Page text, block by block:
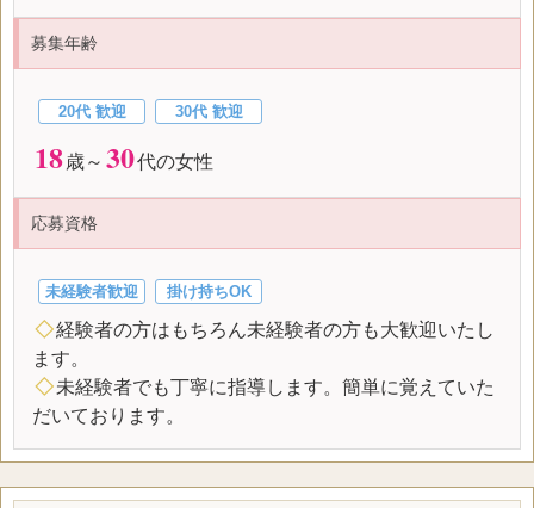
募集年齢
20代 歓迎 30代 歓迎
18歳～ 30代の女性
応募資格
未経験者歓迎 掛け持ちOK
◇経験者の方はもちろん未経験者の方も大歓迎いたし
ます。
◇未経験者でも丁寧に指導します。簡単に覚えていた
だいております。